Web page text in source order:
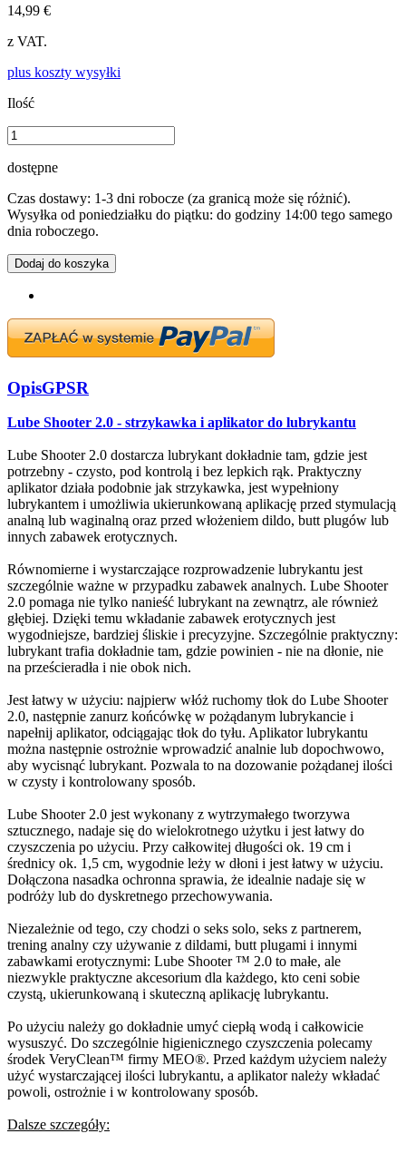
14,99 €
z VAT.
plus koszty wysyłki
Ilość
dostępne
Czas dostawy: 1-3 dni robocze (za granicą może się różnić).
Wysyłka od poniedziałku do piątku: do godziny 14:00 tego samego
dnia roboczego.
Dodaj do koszyka
OpisGPSR
Lube Shooter 2.0 - strzykawka i aplikator do lubrykantu
Lube Shooter 2.0 dostarcza lubrykant dokładnie tam, gdzie jest
potrzebny - czysto, pod kontrolą i bez lepkich rąk. Praktyczny
aplikator działa podobnie jak strzykawka, jest wypełniony
lubrykantem i umożliwia ukierunkowaną aplikację przed stymulacją
analną lub waginalną oraz przed włożeniem dildo, butt plugów lub
innych zabawek erotycznych.
Równomierne i wystarczające rozprowadzenie lubrykantu jest
szczególnie ważne w przypadku zabawek analnych. Lube Shooter
2.0 pomaga nie tylko nanieść lubrykant na zewnątrz, ale również
głębiej. Dzięki temu wkładanie zabawek erotycznych jest
wygodniejsze, bardziej śliskie i precyzyjne. Szczególnie praktyczny:
lubrykant trafia dokładnie tam, gdzie powinien - nie na dłonie, nie
na prześcieradła i nie obok nich.
Jest łatwy w użyciu: najpierw włóż ruchomy tłok do Lube Shooter
2.0, następnie zanurz końcówkę w pożądanym lubrykancie i
napełnij aplikator, odciągając tłok do tyłu. Aplikator lubrykantu
można następnie ostrożnie wprowadzić analnie lub dopochwowo,
aby wycisnąć lubrykant. Pozwala to na dozowanie pożądanej ilości
w czysty i kontrolowany sposób.
Lube Shooter 2.0 jest wykonany z wytrzymałego tworzywa
sztucznego, nadaje się do wielokrotnego użytku i jest łatwy do
czyszczenia po użyciu. Przy całkowitej długości ok. 19 cm i
średnicy ok. 1,5 cm, wygodnie leży w dłoni i jest łatwy w użyciu.
Dołączona nasadka ochronna sprawia, że idealnie nadaje się w
podróży lub do dyskretnego przechowywania.
Niezależnie od tego, czy chodzi o seks solo, seks z partnerem,
trening analny czy używanie z dildami, butt plugami i innymi
zabawkami erotycznymi: Lube Shooter ™ 2.0 to małe, ale
niezwykle praktyczne akcesorium dla każdego, kto ceni sobie
czystą, ukierunkowaną i skuteczną aplikację lubrykantu.
Po użyciu należy go dokładnie umyć ciepłą wodą i całkowicie
wysuszyć. Do szczególnie higienicznego czyszczenia polecamy
środek VeryClean™ firmy MEO®. Przed każdym użyciem należy
użyć wystarczającej ilości lubrykantu, a aplikator należy wkładać
powoli, ostrożnie i w kontrolowany sposób.
Dalsze szczegóły: